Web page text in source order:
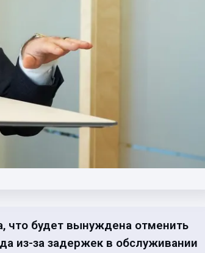
что будет вынуждена отменить
из-за задержек в обслуживании